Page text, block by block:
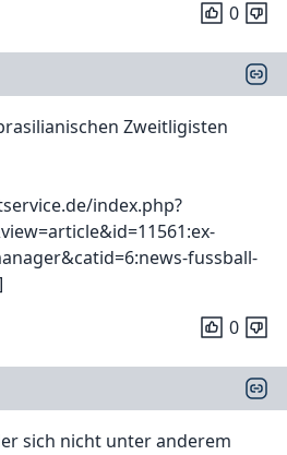
0
Zweitligisten
index.php?
fussball-
0
sich nicht unter anderem